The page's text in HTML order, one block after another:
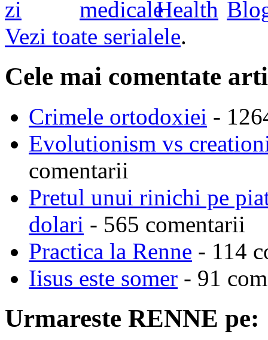
Vezi toate serialele.
Cele mai comentate
Crimele ortodoxiei -
Evolutionism vs
comentarii
Pretul unui rinichi pe
dolari - 565 comentarii
Practica la Renne - 114
Iisus este somer - 91
Urmareste RENNE pe: